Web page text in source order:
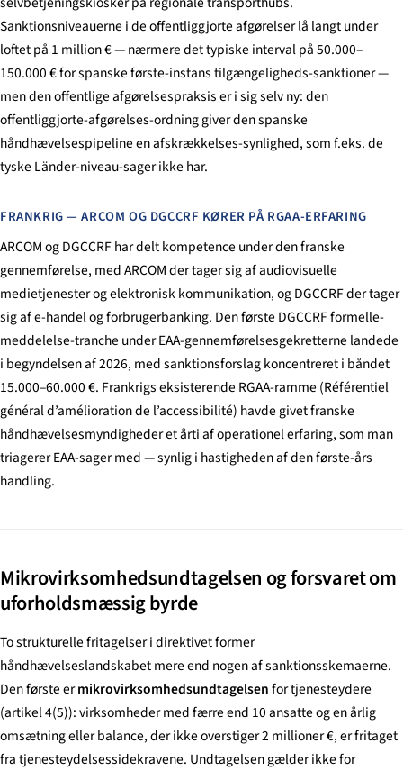
Sanktionsniveauerne i de offentliggjorte afgørelser lå langt under
loftet på 1 million € — nærmere det typiske interval på 50.000–
150.000 € for spanske første-instans tilgængeligheds-sanktioner —
men den offentlige afgørelsespraksis er i sig selv ny: den
offentliggjorte-afgørelses-ordning giver den spanske
håndhævelsespipeline en afskrækkelses-synlighed, som f.eks. de
tyske Länder-niveau-sager ikke har.
FRANKRIG — ARCOM OG DGCCRF KØRER PÅ RGAA-ERFARING
ARCOM og DGCCRF har delt kompetence under den franske
gennemførelse, med ARCOM der tager sig af audiovisuelle
medietjenester og elektronisk kommunikation, og DGCCRF der tager
sig af e-handel og forbrugerbanking. Den første DGCCRF formelle-
meddelelse-tranche under EAA-gennemførelsesgekretterne landede
i begyndelsen af 2026, med sanktionsforslag koncentreret i båndet
15.000–60.000 €. Frankrigs eksisterende RGAA-ramme (Référentiel
général d’amélioration de l’accessibilité) havde givet franske
håndhævelsesmyndigheder et årti af operationel erfaring, som man
triagerer EAA-sager med — synlig i hastigheden af den første-års
handling.
Mikrovirksomhedsundtagelsen og forsvaret om
uforholdsmæssig byrde
To strukturelle fritagelser i direktivet former
håndhævelseslandskabet mere end nogen af sanktionsskemaerne.
Den første ermikrovirksomhedsundtagelsenfor tjenesteydere
(artikel 4(5)): virksomheder med færre end 10 ansatte og en årlig
omsætning eller balance, der ikke overstiger 2 millioner €, er fritaget
fra tjenesteydelsessidekravene. Undtagelsen gælder ikke for